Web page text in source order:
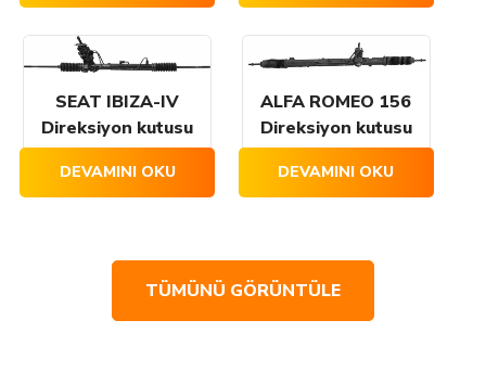
SEAT IBIZA-IV
Direksiyon kutusu
DEVAMINI OKU
ALFA ROMEO 156
Direksiyon kutusu
DEVAMINI OKU
TÜMÜNÜ GÖRÜNTÜLE